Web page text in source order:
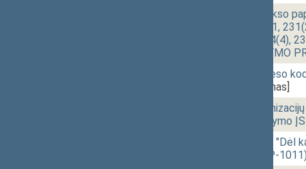
Baudžiamojo kodekso
49, 54, 55, 207, 231,
234(2), 234(3), 234(4),
papildymo ĮSTATYMO
Baudžiamojo proceso
[Priėmimas]
Visuomeninių
pakeitimo ir papildymo
Seimo NUTARIMO
PROJEKTAS (Nr. P-1011)